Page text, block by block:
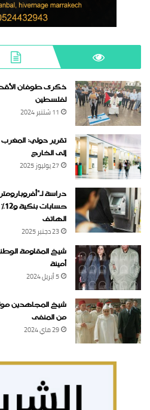
ذكرى طوفان
لفلسطين
11 شتنبر 2024
تقرير دولي:
إلى الخارج
27 يوليوز 2025
الهاتف
23 دجنبر 2025
شيخ المقاومة
أمينة
5 أبريل 2024
شيخ المجاهدين
من المنفى
29 ماي 2024